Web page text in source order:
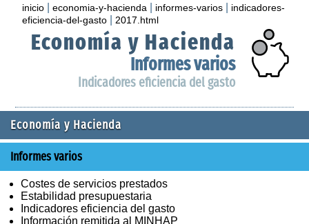
inicio |economia-y-hacienda informes-varios
indicadores-
eficiencia-del-gasto
2017.html
Economía y Hacienda
Informes varios
Indicadores eficiencia del gasto
Economía y Hacienda
Informes varios
Costes de servicios prestados
Estabilidad presupuestaria
Indicadores eficiencia del gasto
Información remitida al MINHAP